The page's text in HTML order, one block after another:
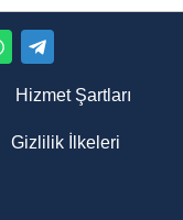
Hizmet Şartları
Gizlilik İlkeleri